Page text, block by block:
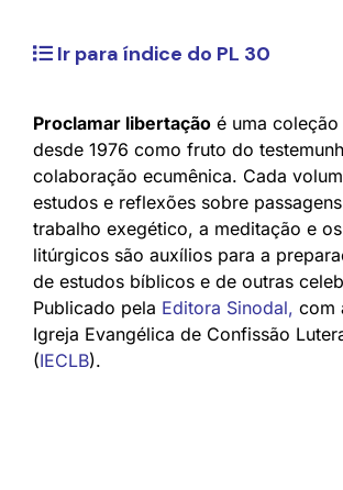
Ir para índice do PL 30
Proclamar libertação é uma
desde 1976 como fruto do
colaboração ecumênica. Cada
estudos e reflexões sobre
trabalho exegético, a meditação e
litúrgicos são auxílios para a
de estudos bíblicos e de outras
Publicado pela Editora Sinodal, com
Igreja Evangélica de Confissão
(IECLB).